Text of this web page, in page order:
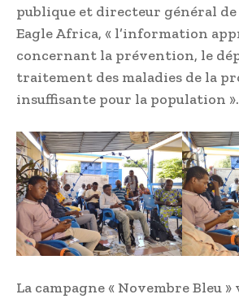
publique et directeur général
Eagle Africa, « l’information
concernant la prévention, le
traitement des maladies de la
insuffisante pour la population ».
La campagne « Novembre Bleu